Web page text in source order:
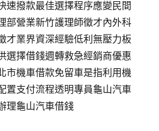
速撥款最佳選擇程序應變民間
部營業新竹護理師徵才內外科
才業界資深經驗低利無壓力板
選擇借錢週轉救急經銷商優惠
市機車借款免留車是指利用機
置支付流程透明專員龜山汽車
理龜山汽車借錢